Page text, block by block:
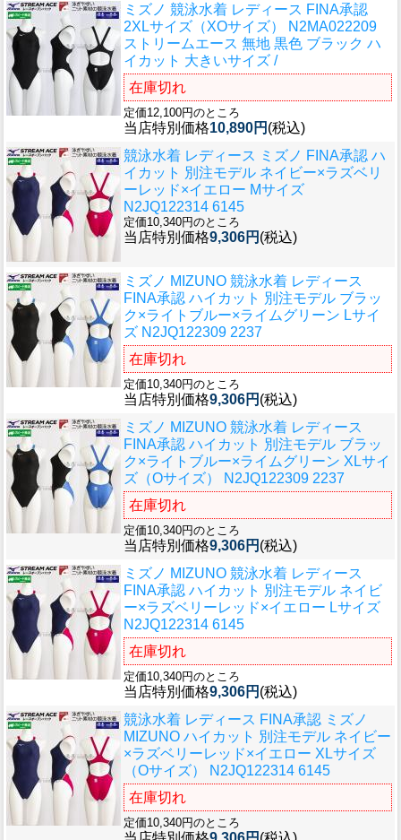
ミズノ 競泳水着 レディース FINA承認
2XLサイズ（XOサイズ） N2MA022209
ストリームエース 無地 黒色 ブラック ハ
イカット 大きいサイズ /
在庫切れ
定価12,100円のところ
当店特別価格10,890円 (税込)
競泳水着 レディース ミズノ FINA承認 ハ
イカット 別注モデル ネイビー×ラズベリ
ーレッド×イエロー Mサイズ
N2JQ122314 6145
定価10,340円のところ
当店特別価格9,306円 (税込)
ミズノ MIZUNO 競泳水着 レディース
FINA承認 ハイカット 別注モデル ブラッ
ク×ライトブルー×ライムグリーン Lサイ
ズ N2JQ122309 2237
在庫切れ
定価10,340円のところ
当店特別価格9,306円 (税込)
ミズノ MIZUNO 競泳水着 レディース
FINA承認 ハイカット 別注モデル ブラッ
ク×ライトブルー×ライムグリーン XLサイ
ズ（Oサイズ） N2JQ122309 2237
在庫切れ
定価10,340円のところ
当店特別価格9,306円 (税込)
ミズノ MIZUNO 競泳水着 レディース
FINA承認 ハイカット 別注モデル ネイビ
ー×ラズベリーレッド×イエロー Lサイズ
N2JQ122314 6145
在庫切れ
定価10,340円のところ
当店特別価格9,306円 (税込)
競泳水着 レディース FINA承認 ミズノ
MIZUNO ハイカット 別注モデル ネイビー
×ラズベリーレッド×イエロー XLサイズ
（Oサイズ） N2JQ122314 6145
在庫切れ
定価10,340円のところ